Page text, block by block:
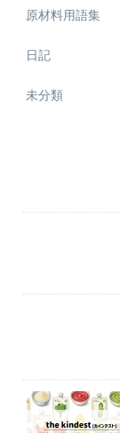
原材料用語集
日記
未分類